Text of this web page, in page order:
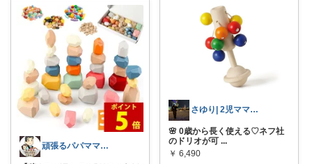
頑張るパパママ応援隊@育児・子供用品紹介
さゆり| 2児ママお買い物メモ🧸
🌸 0歳から長く使える♡ネフ社
のドリオが可 ...
￥ 6,490